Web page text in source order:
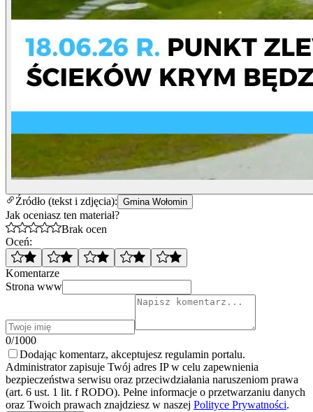
Źródło (tekst i zdjęcia): Gmina Wołomin
Jak oceniasz ten materiał?
Brak ocen
Oceń:
Komentarze
Strona www
0/1000
Dodając komentarz, akceptujesz regulamin portalu.
Administrator zapisuje Twój adres IP w celu zapewnienia
bezpieczeństwa serwisu oraz przeciwdziałania naruszeniom prawa
(art. 6 ust. 1 lit. f RODO). Pełne informacje o przetwarzaniu danych
oraz Twoich prawach znajdziesz w naszej Polityce Prywatności.